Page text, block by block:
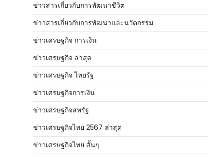
ข่าวสารเกี่ยวกับการพัฒนาชีวิต
ข่าวสารเกี่ยวกับการพัฒนาและนวัตกรรม
ข่าวเศรษฐกิจ การเงิน
ข่าวเศรษฐกิจ ล่าสุด
ข่าวเศรษฐกิจ ไทยรัฐ
ข่าวเศรษฐกิจการเงิน
ข่าวเศรษฐกิจสหรัฐ
ข่าวเศรษฐกิจไทย 2567 ล่าสุด
ข่าวเศรษฐกิจไทย สั้นๆ